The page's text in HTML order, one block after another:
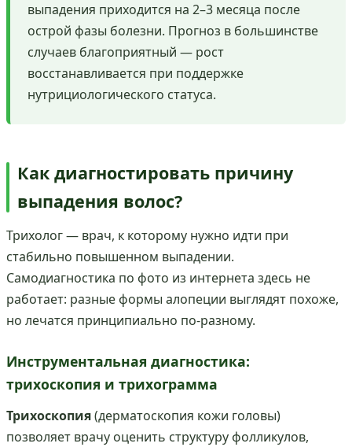
выпадения приходится на 2–3 месяца после
острой фазы болезни. Прогноз в большинстве
случаев благоприятный — рост
восстанавливается при поддержке
нутрициологического статуса.
Как диагностировать причину
выпадения волос?
Трихолог — врач, к которому нужно идти при
стабильно повышенном выпадении.
Самодиагностика по фото из интернета здесь не
работает: разные формы алопеции выглядят похоже,
но лечатся принципиально по-разному.
Инструментальная диагностика:
трихоскопия и трихограмма
Трихоскопия(дерматоскопия кожи головы)
позволяет врачу оценить структуру фолликулов,